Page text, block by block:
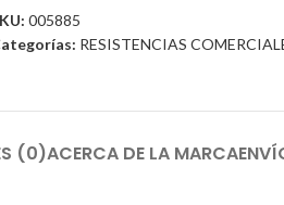
005885
RESISTENCIAS
(0)ACERCA DE LA MARCA